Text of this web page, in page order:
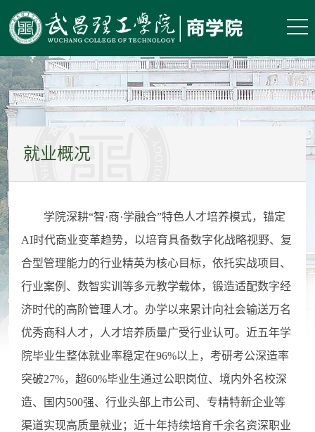
就业概况
学院深耕“智·商·学融合”特色人才培养模式，锚定
AI时代商业变革趋势，以培育具备数字化战略视野、复
合型管理能力的行业精英为核心目标，依托实战项目、
行业案例、数智实训等多元教学载体，锻造适配数字经
济时代的高阶管理人才。办学以来累计向社会输送万名
优秀商科人才，人才培养质量广受行业认可。近五年学
院毕业生整体就业率稳定在96%以上，考研考公深造率
突破27%，超60%毕业生通过公职岗位、境内外名校深
造、国内500强、行业头部上市公司、专精特新企业等
渠道实现高质量就业；近十年持续培育千余名资深职业